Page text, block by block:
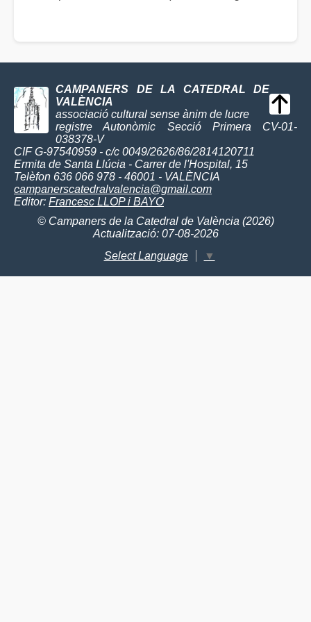
CAMPANERS DE LA CATEDRAL DE
VALÈNCIA
associació cultural sense ànim de lucre
registre Autonòmic Secció Primera CV-01-
038378-V
CIF G-97540959 - c/c 0049/2626/86/2814120711
Ermita de Santa Llúcia - Carrer de l'Hospital, 15
Telèfon 636 066 978 - 46001 - VALÈNCIA
campanerscatedralvalencia@gmail.com
Editor: Francesc LLOP i BAYO
© Campaners de la Catedral de València (2026)
Actualització: 07-08-2026
Select Language
▼